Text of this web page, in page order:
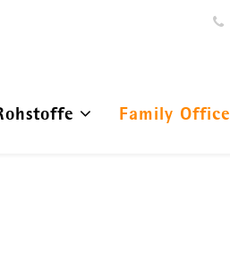
Family Office